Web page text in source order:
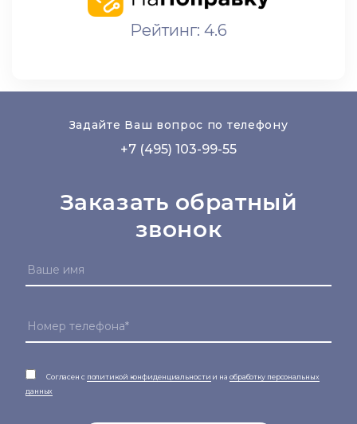
Рейтинг: 4.6
Задайте Ваш вопрос по телефону
+7 (495) 103-99-55
Заказать обратный
звонок
Согласен с политикой конфиденциальности и на обработку персональных
данных